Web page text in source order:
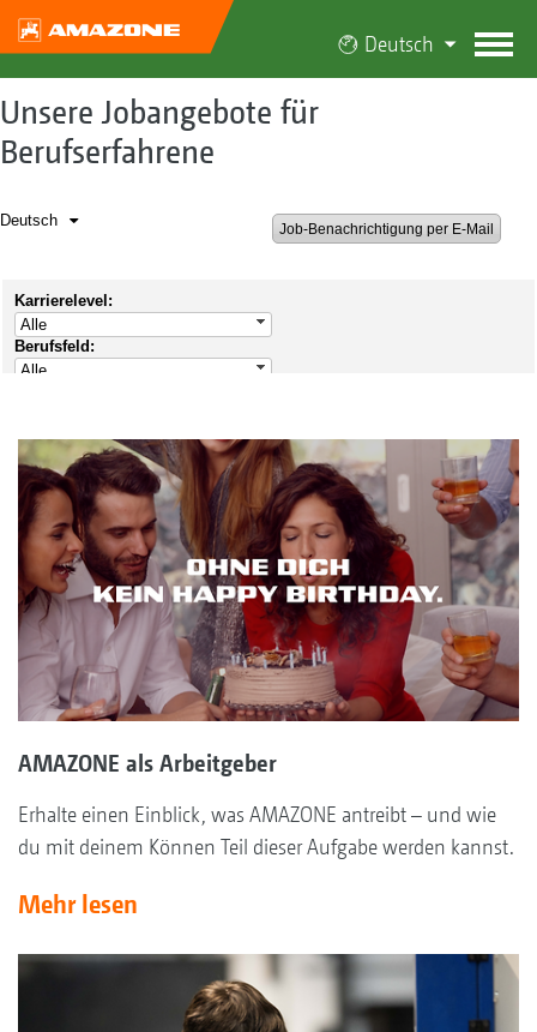
Deutsch
Unsere Jobangebote für
Berufserfahrene
AMAZONE als Arbeitgeber
Erhalte einen Einblick, was AMAZONE antreibt – und wie
du mit deinem Können Teil dieser Aufgabe werden kannst.
Mehr lesen